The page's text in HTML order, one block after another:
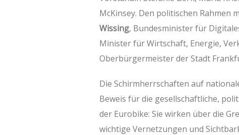
McKinsey. Den politischen Rahmen
Wissing, Bundesminister für
Minister für Wirtschaft, Energie,
Oberbürgermeister der Stadt
Die Schirmherrschaften auf
Beweis für die gesellschaftliche,
der Eurobike: Sie wirken über die
wichtige Vernetzungen und